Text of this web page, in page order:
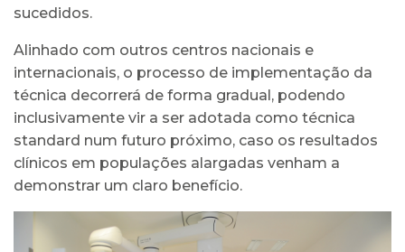
sucedidos.
Alinhado com outros centros nacionais e
internacionais, o processo de implementação da
técnica decorrerá de forma gradual, podendo
inclusivamente vir a ser adotada como técnica
standard num futuro próximo, caso os resultados
clínicos em populações alargadas venham a
demonstrar um claro benefício.